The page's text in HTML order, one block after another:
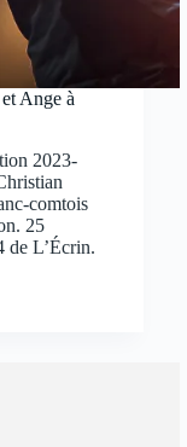
Ange à
2023-
comtois
25
de L’Écrin.